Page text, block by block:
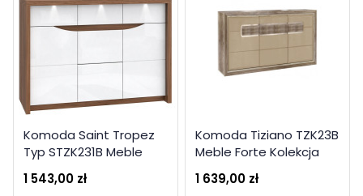
Komoda Saint Tropez
Typ STZK231B Meble
Forte Kolekcja Saint
Tropez
1 543,00 zł
Komoda Tiziano TZK23B
Meble Forte Kolekcja
Tiziano
1 639,00 zł